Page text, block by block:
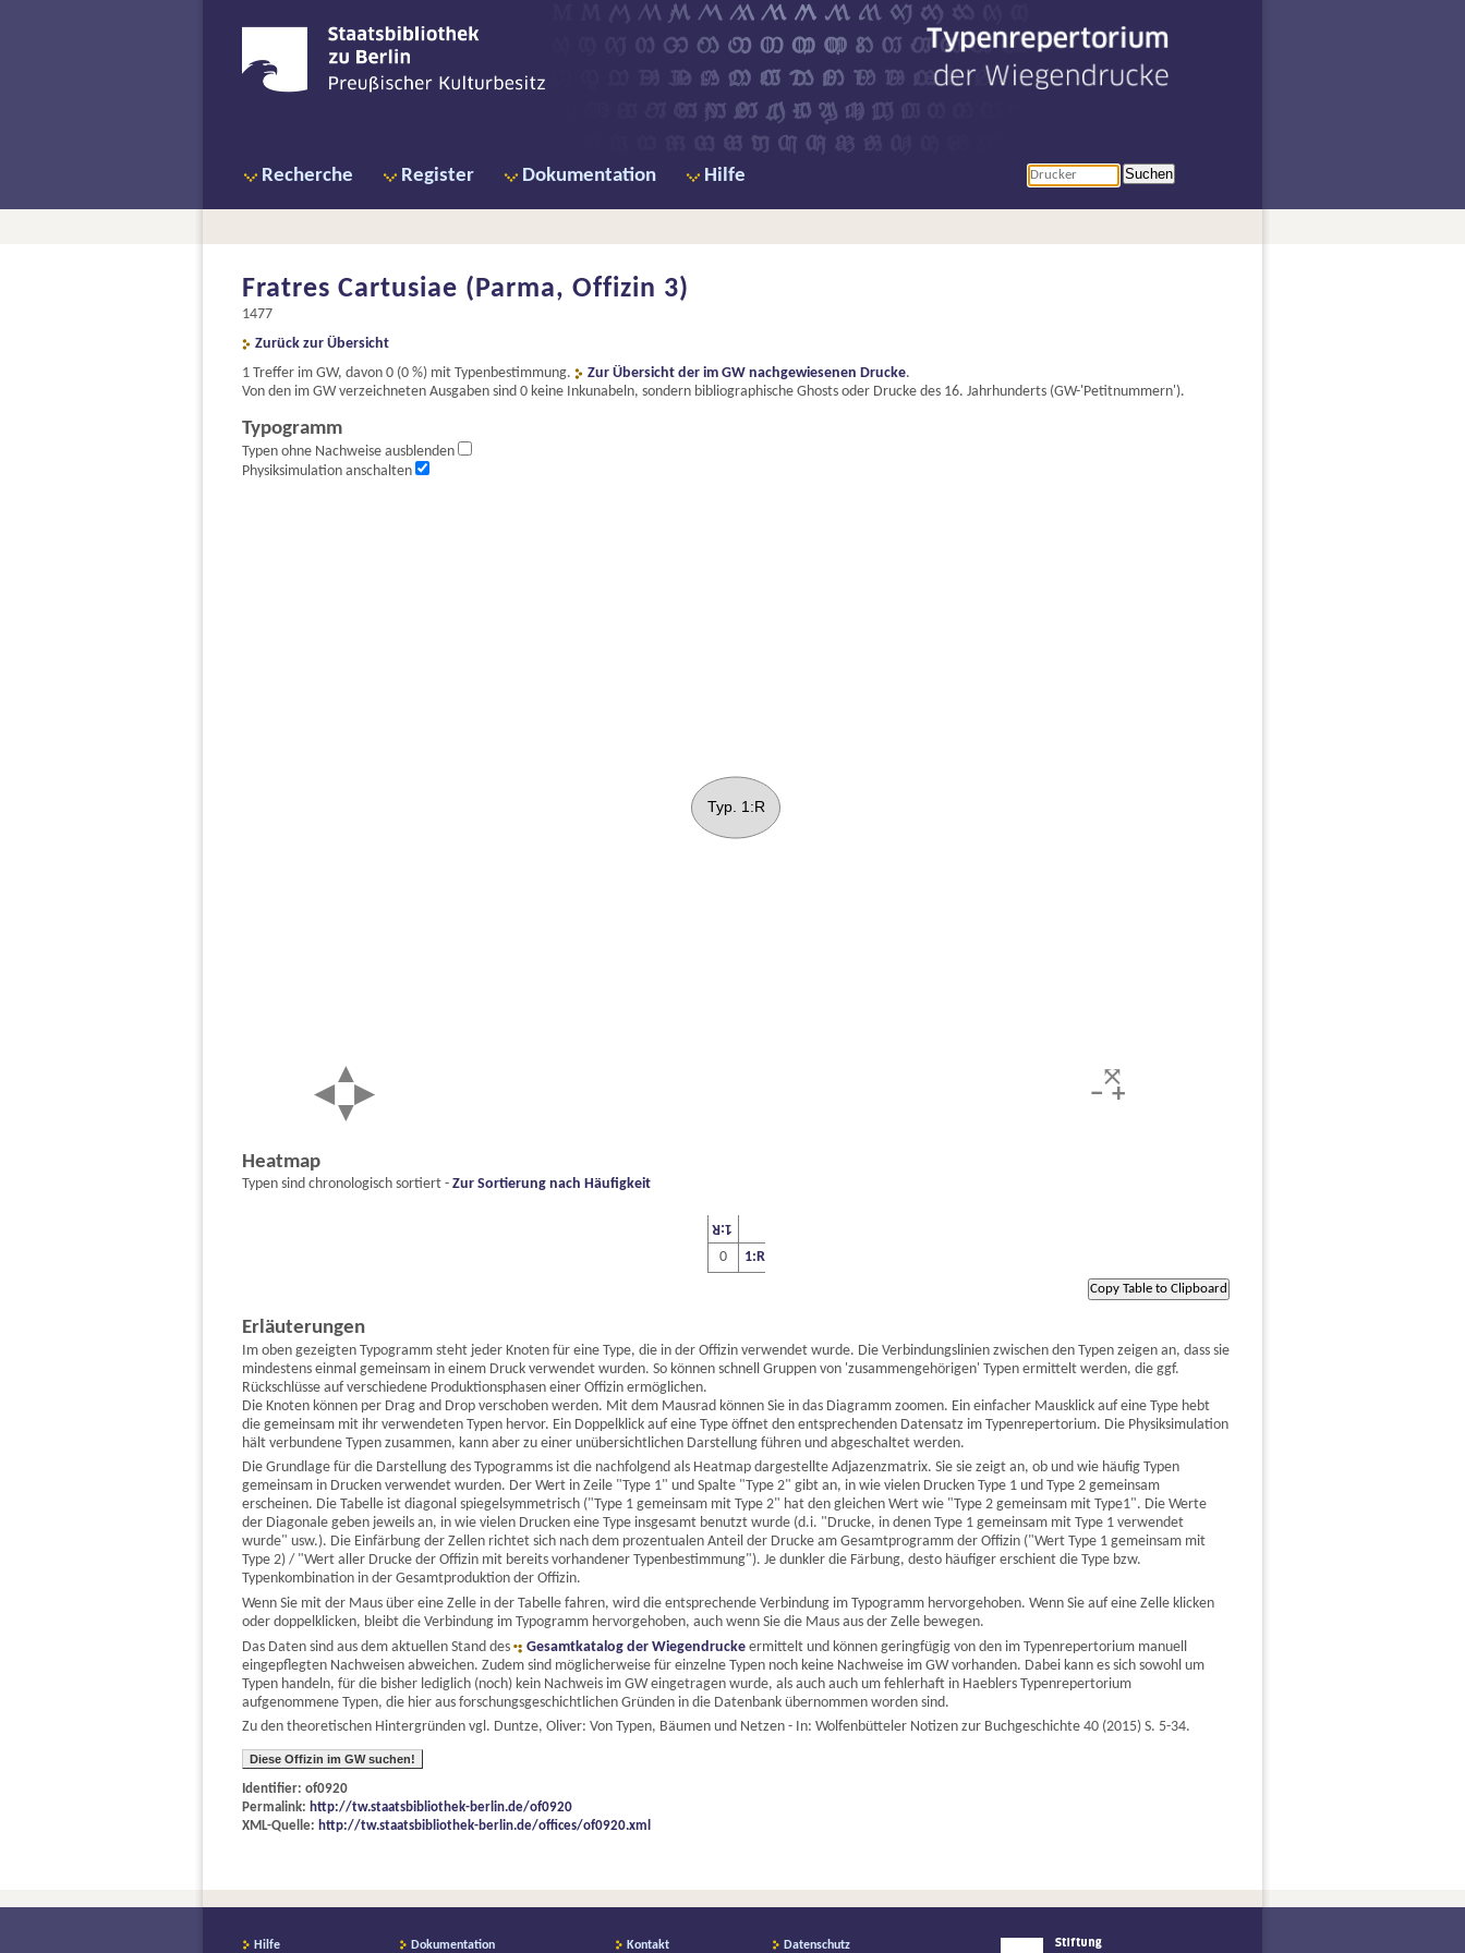
Typenrepertorium
der Wiegendrucke
Recherche Register Dokumentation Hilfe Suchen
Fratres Cartusiae (Parma, Offizin 3)
1477
Zurück zur Übersicht
1 Treffer im GW, davon 0 (0 %) mit Typenbestimmung.
Zur Übersicht der im GW nachgewiesenen Drucke.
Von den im GW verzeichneten Ausgaben sind 0 keine Inkunabeln, sondern bibliographische Ghosts oder Drucke des 16. Jahrhunderts (GW-'Petitnummern').
Typogramm
Typen ohne Nachweise ausblenden
Physiksimulation anschalten
Heatmap
Typen sind chronologisch sortiert - Zur Sortierung nach Häufigkeit
1:R
0
1:R
Erläuterungen
Im oben gezeigten Typogramm steht jeder Knoten für eine Type, die in der Offizin verwendet wurde. Die Verbindungslinien zwischen den Typen zeigen an, dass sie
mindestens einmal gemeinsam in einem Druck verwendet wurden. So können schnell Gruppen von 'zusammengehörigen' Typen ermittelt werden, die ggf.
Rückschlüsse auf verschiedene Produktionsphasen einer Offizin ermöglichen.
Die Knoten können per Drag and Drop verschoben werden. Mit dem Mausrad können Sie in das Diagramm zoomen. Ein einfacher Mausklick auf eine Type hebt
die gemeinsam mit ihr verwendeten Typen hervor. Ein Doppelklick auf eine Type öffnet den entsprechenden Datensatz im Typenrepertorium. Die Physiksimulation
hält verbundene Typen zusammen, kann aber zu einer unübersichtlichen Darstellung führen und abgeschaltet werden.
Die Grundlage für die Darstellung des Typogramms ist die nachfolgend als Heatmap dargestellte Adjazenzmatrix. Sie sie zeigt an, ob und wie häufig Typen
gemeinsam in Drucken verwendet wurden. Der Wert in Zeile "Type 1" und Spalte "Type 2" gibt an, in wie vielen Drucken Type 1 und Type 2 gemeinsam
erscheinen. Die Tabelle ist diagonal spiegelsymmetrisch ("Type 1 gemeinsam mit Type 2" hat den gleichen Wert wie "Type 2 gemeinsam mit Type1". Die Werte
der Diagonale geben jeweils an, in wie vielen Drucken eine Type insgesamt benutzt wurde (d.i. "Drucke, in denen Type 1 gemeinsam mit Type 1 verwendet
wurde" usw.). Die Einfärbung der Zellen richtet sich nach dem prozentualen Anteil der Drucke am Gesamtprogramm der Offizin ("Wert Type 1 gemeinsam mit
Type 2) / "Wert aller Drucke der Offizin mit bereits vorhandener Typenbestimmung"). Je dunkler die Färbung, desto häufiger erschient die Type bzw.
Typenkombination in der Gesamtproduktion der Offizin.
Wenn Sie mit der Maus über eine Zelle in der Tabelle fahren, wird die entsprechende Verbindung im Typogramm hervorgehoben. Wenn Sie auf eine Zelle klicken
oder doppelklicken, bleibt die Verbindung im Typogramm hervorgehoben, auch wenn Sie die Maus aus der Zelle bewegen.
Das Daten sind aus dem aktuellen Stand des
Gesamtkatalog der Wiegendrucke ermittelt und können geringfügig von den im Typenrepertorium manuell
eingepflegten Nachweisen abweichen. Zudem sind möglicherweise für einzelne Typen noch keine Nachweise im GW vorhanden. Dabei kann es sich sowohl um
Typen handeln, für die bisher lediglich (noch) kein Nachweis im GW eingetragen wurde, als auch auch um fehlerhaft in Haeblers Typenrepertorium
aufgenommene Typen, die hier aus forschungsgeschichtlichen Gründen in die Datenbank übernommen worden sind.
Zu den theoretischen Hintergründen vgl. Duntze, Oliver: Von Typen, Bäumen und Netzen - In: Wolfenbütteler Notizen zur Buchgeschichte 40 (2015) S. 5-34.
Diese Offizin im GW suchen!
Identifier: of0920
Permalink: http://tw.staatsbibliothek-berlin.de/of0920
XML-Quelle: http://tw.staatsbibliothek-berlin.de/offices/of0920.xml
Hilfe Dokumentation Kontakt Datenschutz